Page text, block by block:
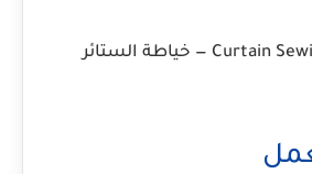
Curtain — خياطة الستائر